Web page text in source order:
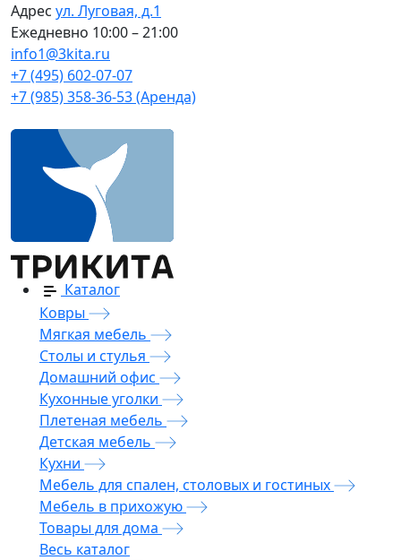
Адрес ул. Луговая, д.1
Ежедневно 10:00 – 21:00
info1@3kita.ru
+7 (495) 602-07-07
+7 (985) 358-36-53 (Аренда)
Каталог
Ковры
Мягкая мебель
Столы и стулья
Домашний офис
Кухонные уголки
Плетеная мебель
Детская мебель
Кухни
Мебель для спален, столовых и гостиных
Мебель в прихожую
Товары для дома
Весь каталог